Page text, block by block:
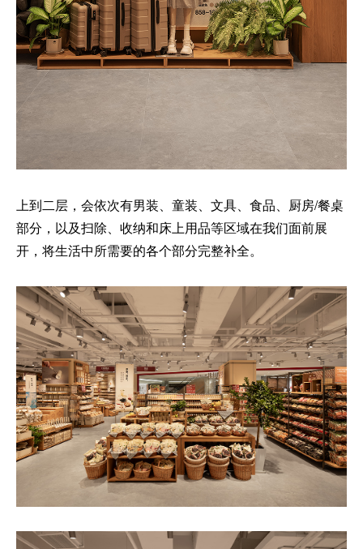
上到二层，会依次有男装、童装、文具、食品、厨房/餐桌
部分，以及扫除、收纳和床上用品等区域在我们面前展
开，将生活中所需要的各个部分完整补全。